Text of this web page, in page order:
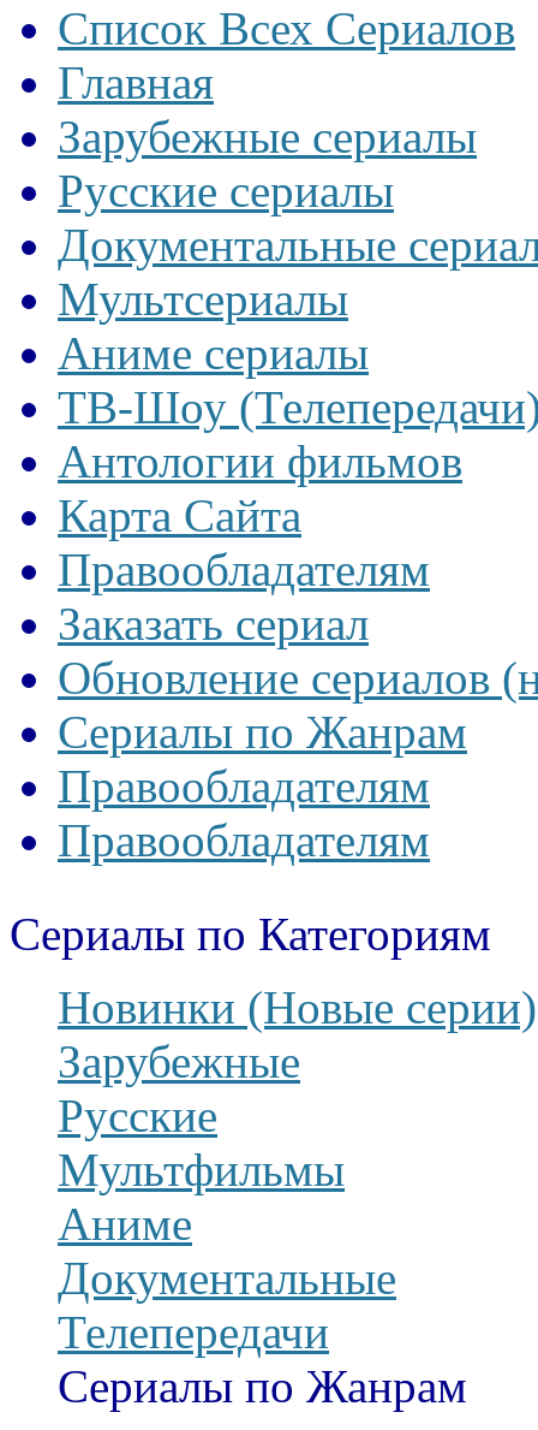
Список Всех Сериалов
Главная
Зарубежные сериалы
Русские сериалы
Документальные
Мультсериалы
Аниме сериалы
ТВ-Шоу
Антологии фильмов
Карта Сайта
Правообладателям
Заказать сериал
Обновление сериалов
Сериалы по Жанрам
Правообладателям
Правообладателям
Сериалы по Категориям
Новинки (Новые серии)
Зарубежные
Русские
Мультфильмы
Аниме
Документальные
Телепередачи
Сериалы по Жанрам